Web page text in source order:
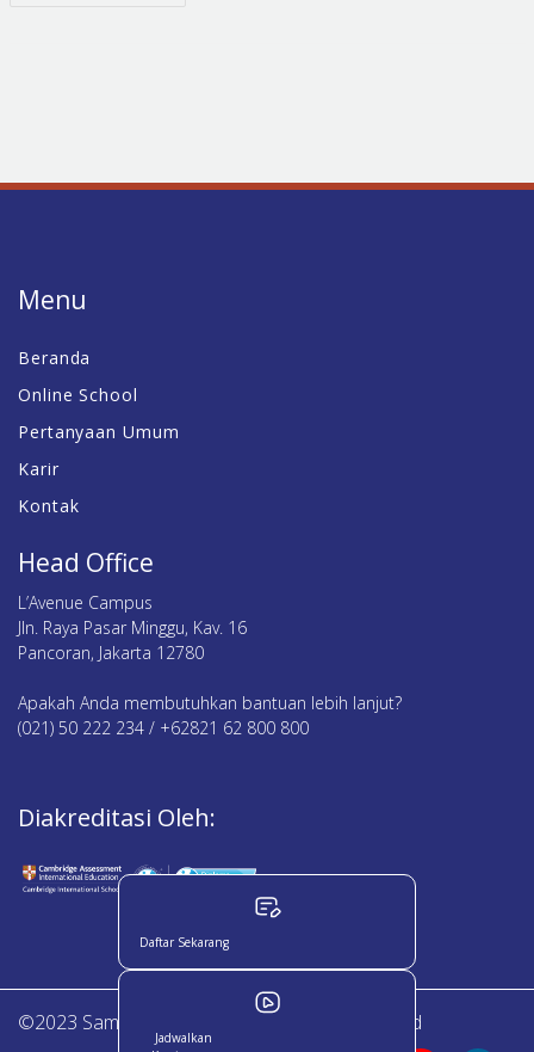
Menu
Beranda
Online School
Pertanyaan Umum
Karir
Kontak
Head Office
L’Avenue Campus
Jln. Raya Pasar Minggu, Kav. 16
Pancoran, Jakarta 12780
Apakah Anda membutuhkan bantuan lebih lanjut?
(021) 50 222 234 / +62821 62 800 800
Diakreditasi Oleh:
©2023 Sampoerna Academy. All Right Reserved
Daftar Sekarang
Jadwalkan